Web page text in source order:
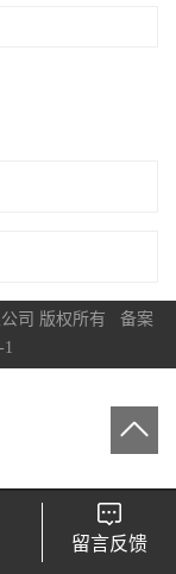
司 版权所有
备案
1
留言反馈